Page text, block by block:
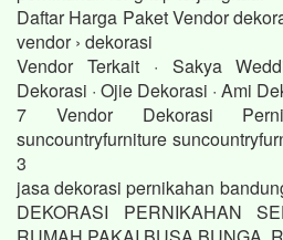
Daftar Harga Paket Vendor
vendor › dekorasi
Vendor Terkait · Sakya
Dekorasi · Ojie Dekorasi · Ami
7 Vendor Dekorasi
suncountryfurniture
3
jasa dekorasi pernikahan
DEKORASI PERNIKAHAN